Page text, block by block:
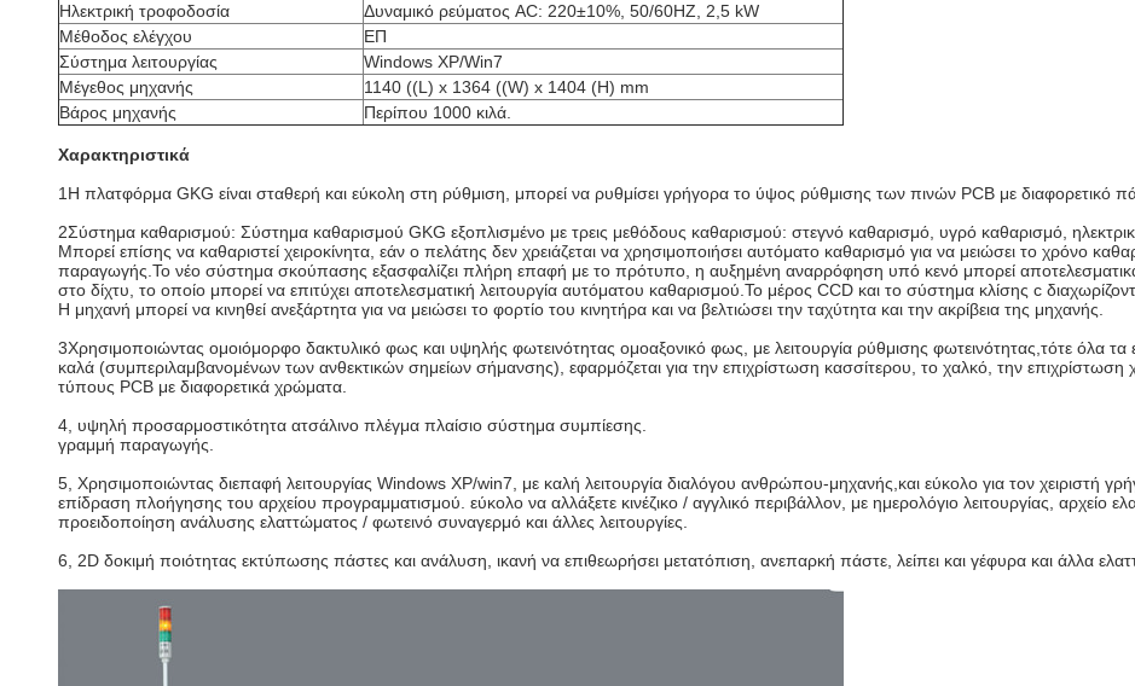
Ηλεκτρική τροφοδοσία
Δυναμικό ρεύματος AC: 220±10%, 50/60HZ, 2,5 kW
Μέθοδος ελέγχου
ΕΠ
Σύστημα λειτουργίας
Windows XP/Win7
Μέγεθος μηχανής
1140 ((L) x 1364 ((W) x 1404 (H) mm
Βάρος μηχανής
Περίπου 1000 κιλά.
Χαρακτηριστικά
1Η πλατφόρμα GKG είναι σταθερή και εύκολη στη ρύθμιση, μπορεί να ρυθμίσει γρήγορα το ύψος ρύθμισης των πινών PCB με διαφορετικό
2Σύστημα καθαρισμού: Σύστημα καθαρισμού GKG εξοπλισμένο με τρεις μεθόδους καθαρισμού: στεγνό καθαρισμό, υγρό καθαρισμό,
Μπορεί επίσης να καθαριστεί χειροκίνητα, εάν ο πελάτης δεν χρειάζεται να χρησιμοποιήσει αυτόματο καθαρισμό για να μειώσει το χρόνο
παραγωγής.Το νέο σύστημα σκούπασης εξασφαλίζει πλήρη επαφή με το πρότυπο, η αυξημένη αναρρόφηση υπό κενό μπορεί
στο δίχτυ, το οποίο μπορεί να επιτύχει αποτελεσματική λειτουργία αυτόματου καθαρισμού.Το μέρος CCD και το σύστημα κλίσης c
Η μηχανή μπορεί να κινηθεί ανεξάρτητα για να μειώσει το φορτίο του κινητήρα και να βελτιώσει την ταχύτητα και την ακρίβεια της μηχανής.
3Χρησιμοποιώντας ομοιόμορφο δακτυλικό φως και υψηλής φωτεινότητας ομοαξονικό φως, με λειτουργία ρύθμισης φωτεινότητας,τότε όλα
καλά (συμπεριλαμβανομένων των ανθεκτικών σημείων σήμανσης), εφαρμόζεται για την επιχρίστωση κασσίτερου, το χαλκό, την
τύπους PCB με διαφορετικά χρώματα.
4, υψηλή προσαρμοστικότητα ατσάλινο πλέγμα πλαίσιο σύστημα συμπίεσης.
γραμμή παραγωγής.
5, Χρησιμοποιώντας διεπαφή λειτουργίας Windows XP/win7, με καλή λειτουργία διαλόγου ανθρώπου-μηχανής,και εύκολο για τον χειριστή
επίδραση πλοήγησης του αρχείου προγραμματισμού. εύκολο να αλλάξετε κινέζικο / αγγλικό περιβάλλον, με ημερολόγιο λειτουργίας, αρχείο
προειδοποίηση ανάλυσης ελαττώματος / φωτεινό συναγερμό και άλλες λειτουργίες.
6, 2D δοκιμή ποιότητας εκτύπωσης πάστες και ανάλυση, ικανή να επιθεωρήσει μετατόπιση, ανεπαρκή πάστε, λείπει και γέφυρα και άλλα